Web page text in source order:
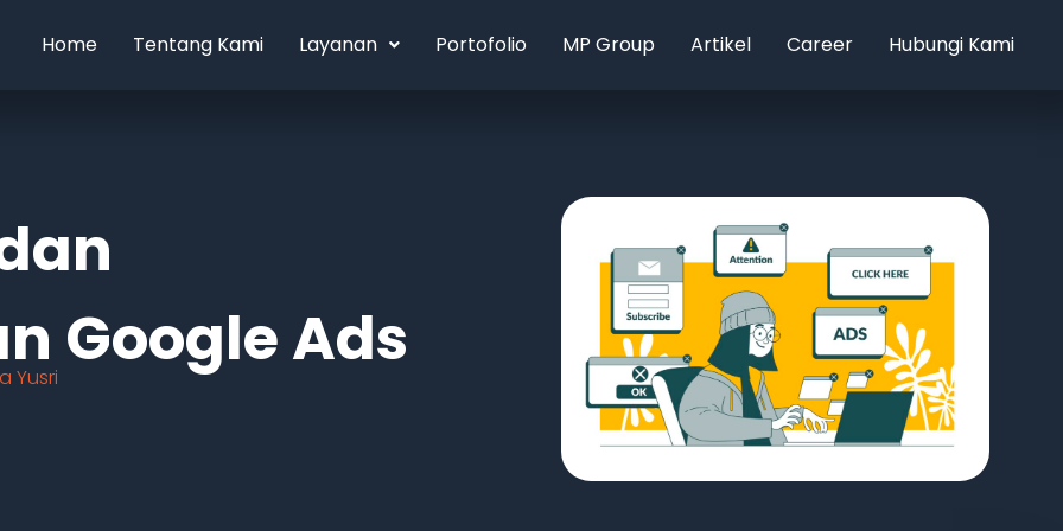
Home Tentang Kami Layanan Portofolio MP Group Artikel Career Hubungi Kami
Google Ads
Yusri